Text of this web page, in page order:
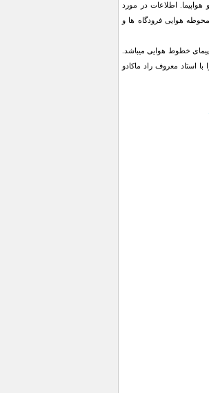
هواپیما. اطلاعات در مورد
هوایی فرودگاه ها و
خطوط هوایی میباشد.
استاد معروف راد ماکادو